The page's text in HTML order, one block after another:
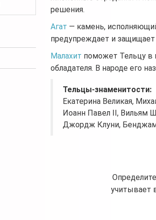
решения.
Агат — камень,
предупреждает и защищает
Малахит поможет Тельцу в
обладателя. В народе его
Тельцы-знаменитости:
Екатерина Великая,
Иоанн Павел II, Вильям
Джордж Клуни,
учитывает